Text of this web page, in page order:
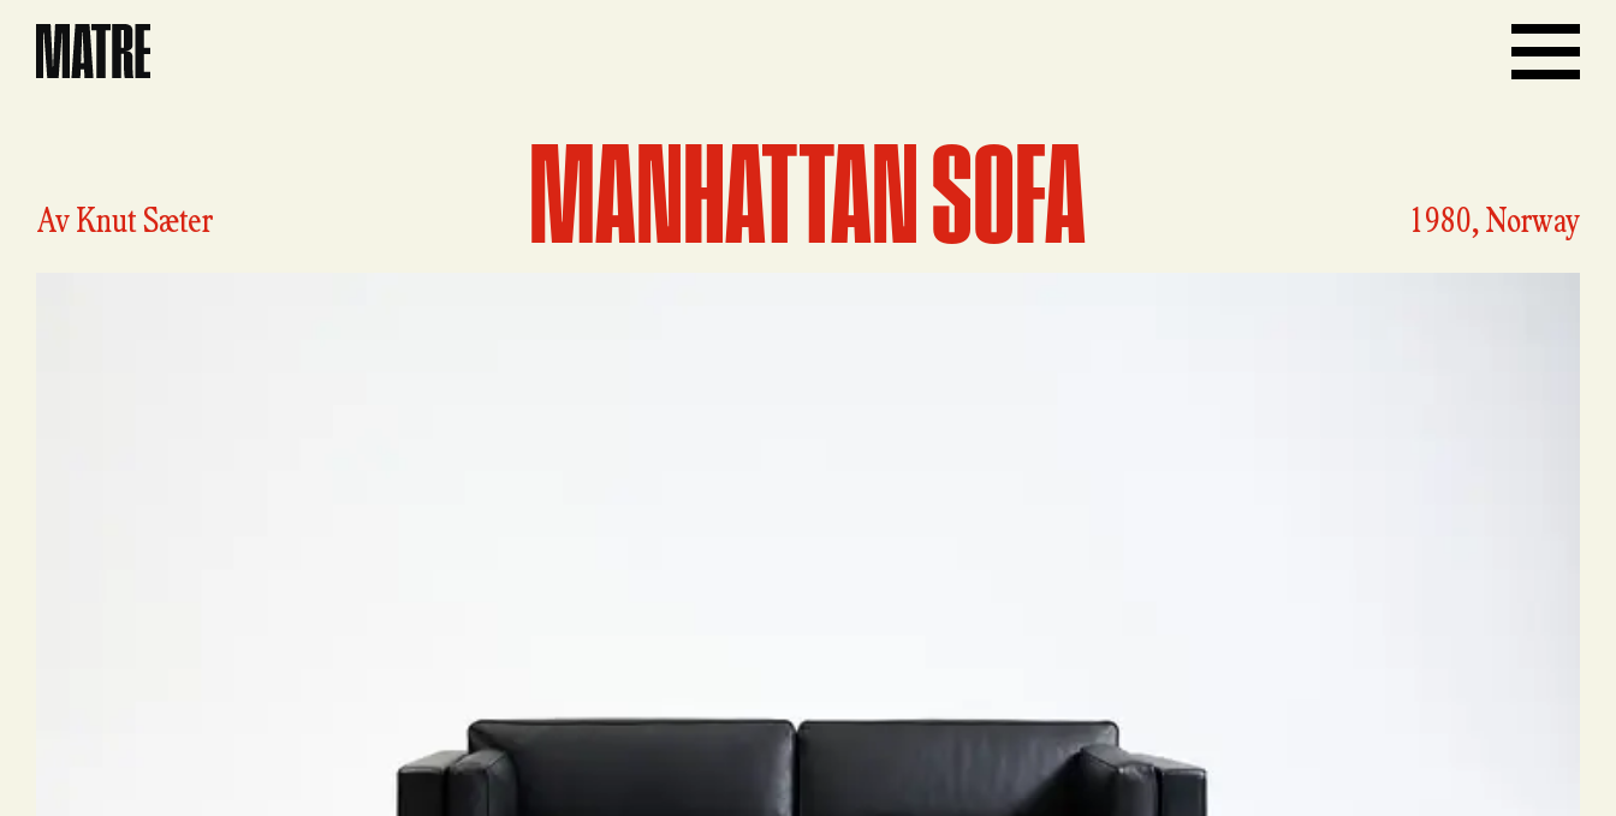
Matre
Av Knut Sæter MANHATTAN SOFA 1980, Norway